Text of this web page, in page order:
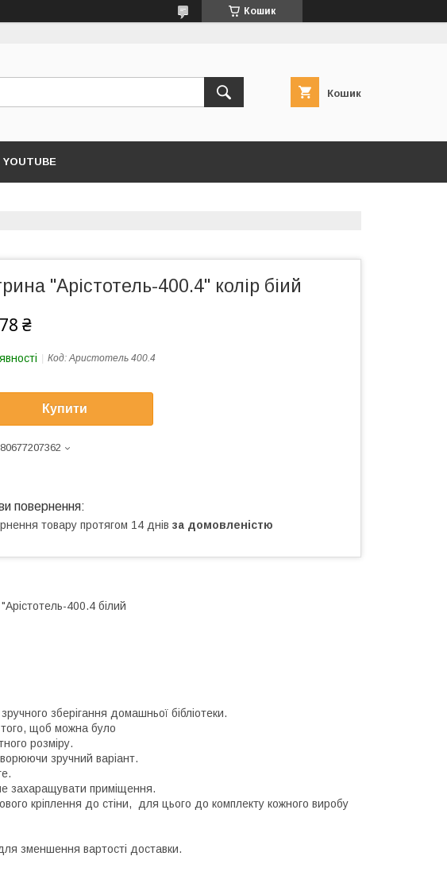
Кошик
Кошик
YOUTUBE
"Арістотель-400.4" колір біий
₴
Код:Аристотель 400.4
Купити
товару протягом 14 днів за домовленістю
400.4 білий
зберігання домашньої бібліотеки.
того, щоб можна було
розміру.
зручний варіант.
захаращувати приміщення.
кріплення до стіни, для цього до комплекту кожного виробу
зменшення вартості доставки.